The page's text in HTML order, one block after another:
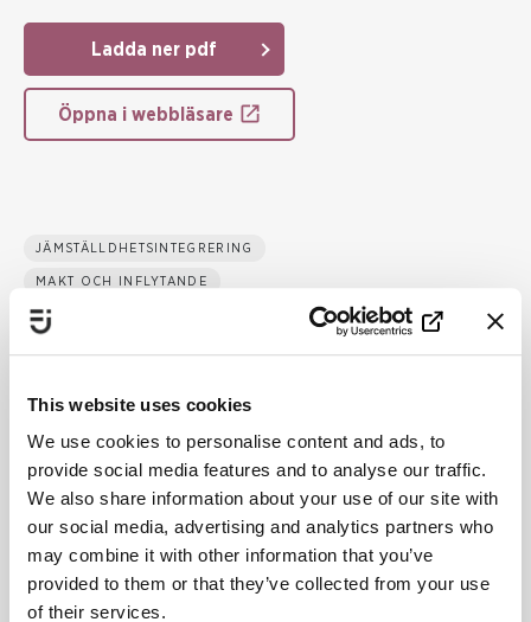
This website uses cookies
We use cookies to personalise content and ads, to
provide social media features and to analyse our traffic.
We also share information about your use of our site with
our social media, advertising and analytics partners who
may combine it with other information that you’ve
provided to them or that they’ve collected from your use
of their services.
Ladda ner pdf
Öppna i webbläsare
JÄMSTÄLLDHETSINTEGRERING
MAKT OCH INFLYTANDE
EKONOMI
HÄLSA
MÄNS VÅLD MOT KVINNOR
VÅLDSFÖREBYGGANDE ARBETE
Publiceringsdatum: 30 januari 2024
Senast uppdaterad: